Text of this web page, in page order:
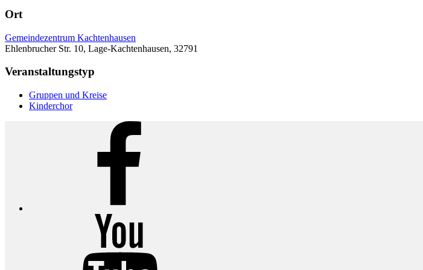
Ort
Gemeindezentrum Kachtenhausen
Ehlenbrucher Str. 10, Lage-Kachtenhausen, 32791
Veranstaltungstyp
Gruppen und Kreise
Kinderchor